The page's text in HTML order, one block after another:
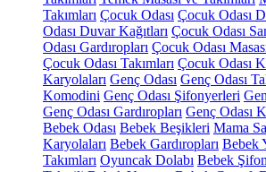
Takımları Çocuk Odası Çocuk Odası
Odası Duvar Kağıtları Çocuk Odası
Odası Gardıropları Çocuk Odası
Çocuk Odası Takımları Çocuk Odası
Karyolaları Genç Odası Genç Odası
Komodini Genç Odası Şifonyerleri
Genç Odası Gardıropları Genç Odası
Bebek Odası Bebek Beşikleri Mama
Karyolaları Bebek Gardıropları Bebek
Takımları Oyuncak Dolabı Bebek